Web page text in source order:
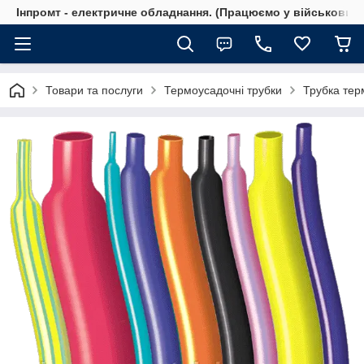
Інпромт - електричне обладнання. (Працюємо у військовий
Товари та послуги Термоусадочні трубки Трубка